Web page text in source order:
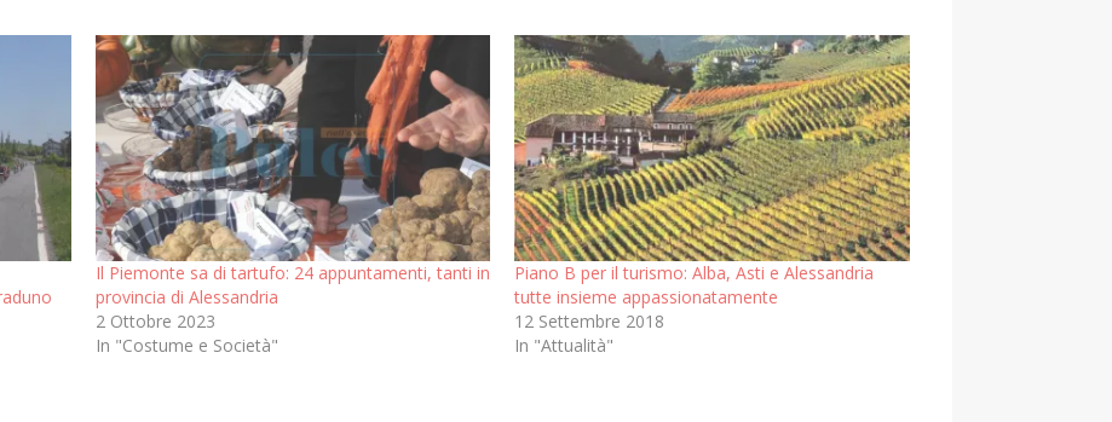
Il Piemonte sa di tartufo: 24 appuntamenti, tanti in
provincia di Alessandria
2 Ottobre 2023
In "Costume e Società"
Piano B per il turismo: Alba, Asti e Alessandria
tutte insieme appassionatamente
12 Settembre 2018
In "Attualità"